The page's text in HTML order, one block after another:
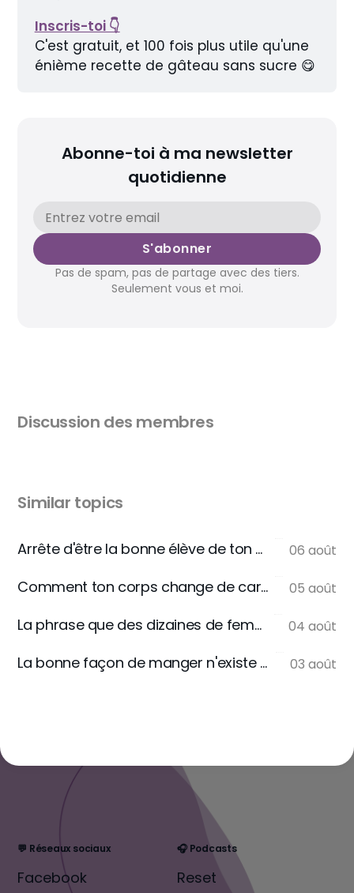
Inscris-toi 👇
C'est gratuit, et 100 fois plus utile qu'une
énième recette de gâteau sans sucre 😋
Abonne-toi à ma newsletter
quotidienne
S'abonner
Pas de spam, pas de partage avec des tiers.
Seulement vous et moi.
Discussion des membres
Similar topics
Arrête d'être la bonne élève de ton assiette 06 août
Comment ton corps change de carburant 05 août
La phrase que des dizaines de femmes m'écrivent 04 août
La bonne façon de manger n'existe pas 03 août
💬 Réseaux sociaux
Facebook
🎧 Podcasts
Reset